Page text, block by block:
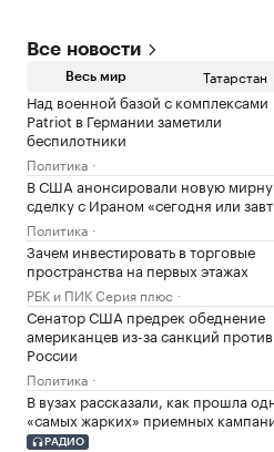
Все новости
Весь мир Татарстан
Над военной базой с комплексами
Patriot в Германии заметили
беспилотники
Политика
В США анонсировали новую
сделку с Ираном «сегодня или
Политика
Зачем инвестировать в торговые
пространства на первых этажах
РБК и ПИК Серия плюс
Сенатор США предрек обеднение
американцев из-за санкций против
России
Политика
В вузах рассказали, как прошла
«самых жарких» приемных
РАДИО